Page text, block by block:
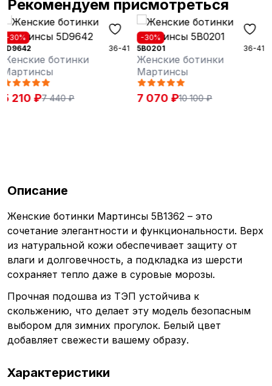
Рекомендуем присмотреться
-30%
5B0201
36-41
Женские ботинки
Мартинсы
7 070 ₽10 100 ₽
-30%
5B0202
36-41
Женские ботинки
Мартинсы
7 070 ₽10 100 ₽
Описание
Женские ботинки Мартинсы 5B1362 – это
сочетание элегантности и функциональности. Верх
из натуральной кожи обеспечивает защиту от
влаги и долговечность, а подкладка из шерсти
сохраняет тепло даже в суровые морозы.
Прочная подошва из ТЭП устойчива к
скольжению, что делает эту модель безопасным
выбором для зимних прогулок. Белый цвет
добавляет свежести вашему образу.
Характеристики